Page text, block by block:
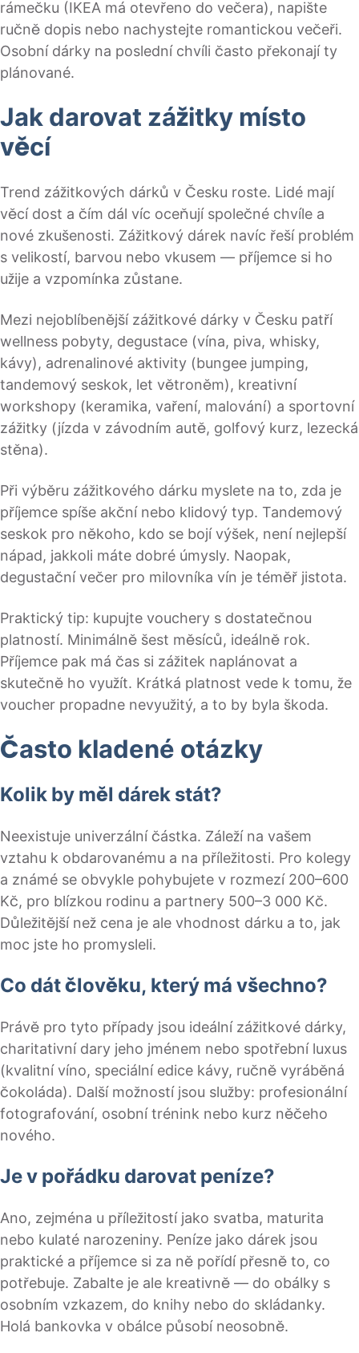
rámečku (IKEA má otevřeno do večera), napište
ručně dopis nebo nachystejte romantickou večeři.
Osobní dárky na poslední chvíli často překonají ty
plánované.
Jak darovat zážitky místo
věcí
Trend zážitkových dárků v Česku roste. Lidé mají
věcí dost a čím dál víc oceňují společné chvíle a
nové zkušenosti. Zážitkový dárek navíc řeší problém
s velikostí, barvou nebo vkusem — příjemce si ho
užije a vzpomínka zůstane.
Mezi nejoblíbenější zážitkové dárky v Česku patří
wellness pobyty, degustace (vína, piva, whisky,
kávy), adrenalinové aktivity (bungee jumping,
tandemový seskok, let větroněm), kreativní
workshopy (keramika, vaření, malování) a sportovní
zážitky (jízda v závodním autě, golfový kurz, lezecká
stěna).
Při výběru zážitkového dárku myslete na to, zda je
příjemce spíše akční nebo klidový typ. Tandemový
seskok pro někoho, kdo se bojí výšek, není nejlepší
nápad, jakkoli máte dobré úmysly. Naopak,
degustační večer pro milovníka vín je téměř jistota.
Praktický tip: kupujte vouchery s dostatečnou
platností. Minimálně šest měsíců, ideálně rok.
Příjemce pak má čas si zážitek naplánovat a
skutečně ho využít. Krátká platnost vede k tomu, že
voucher propadne nevyužitý, a to by byla škoda.
Často kladené otázky
Kolik by měl dárek stát?
Neexistuje univerzální částka. Záleží na vašem
vztahu k obdarovanému a na příležitosti. Pro kolegy
a známé se obvykle pohybujete v rozmezí 200–600
Kč, pro blízkou rodinu a partnery 500–3 000 Kč.
Důležitější než cena je ale vhodnost dárku a to, jak
moc jste ho promysleli.
Co dát člověku, který má všechno?
Právě pro tyto případy jsou ideální zážitkové dárky,
charitativní dary jeho jménem nebo spotřební luxus
(kvalitní víno, speciální edice kávy, ručně vyráběná
čokoláda). Další možností jsou služby: profesionální
fotografování, osobní trénink nebo kurz něčeho
nového.
Je v pořádku darovat peníze?
Ano, zejména u příležitostí jako svatba, maturita
nebo kulaté narozeniny. Peníze jako dárek jsou
praktické a příjemce si za ně pořídí přesně to, co
potřebuje. Zabalte je ale kreativně — do obálky s
osobním vzkazem, do knihy nebo do skládanky.
Holá bankovka v obálce působí neosobně.